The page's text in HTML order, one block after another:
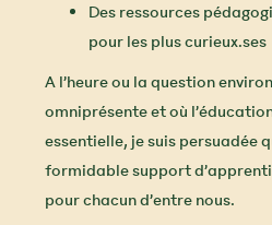
Des ressources
pour les plus curieux.ses
A l’heure ou la question
omniprésente et où
essentielle, je suis persuadée
formidable support
pour chacun d’entre nous.